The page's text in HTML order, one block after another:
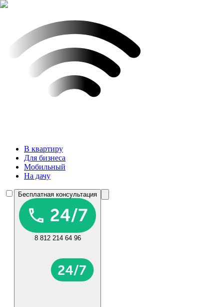
В квартиру
Для бизнеса
Мобильный
На дачу
Бесплатная консультация
8 812 214 64 96